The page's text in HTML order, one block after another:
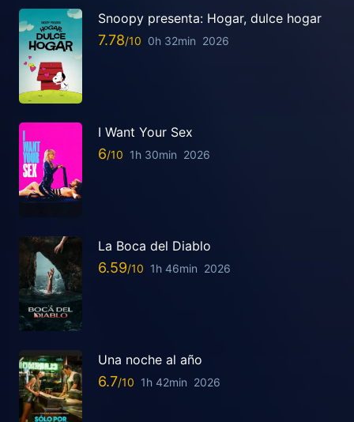
Snoopy presenta: Hogar, dulce hogar
7.78 0h 32min 2026
I Want Your Sex
6 1h 30min 2026
La Boca del Diablo
6.59 1h 46min 2026
Una noche al año
6.7 1h 42min 2026